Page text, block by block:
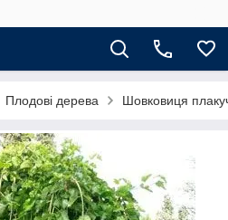
Плодові дерева Шовковиця